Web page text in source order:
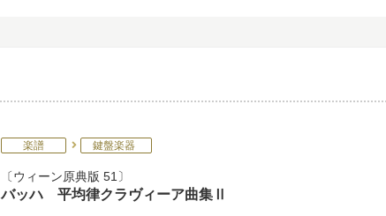
楽譜 鍵盤楽器
ウィーン原典版 51
バッハ 平均律クラヴィーア曲集Ⅱ